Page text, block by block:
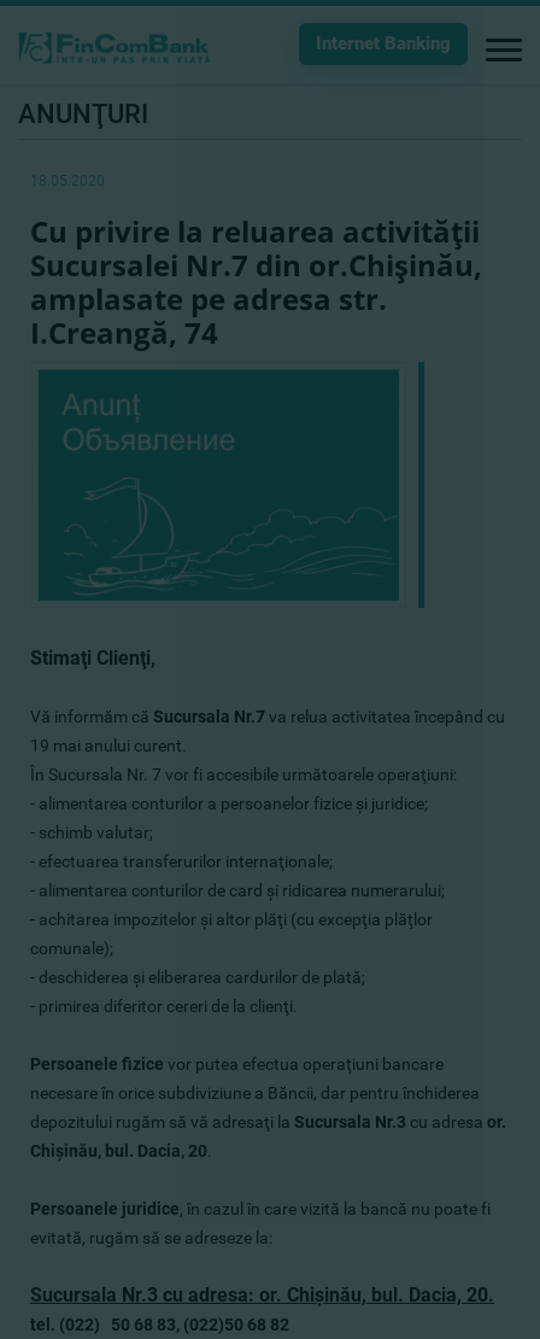
Internet Banking
ANUNŢURI
18.05.2020
Cu privire la reluarea activităţii
Sucursalei Nr.7 din or.Chişinău,
amplasate pe adresa str.
I.Creangă, 74
Stimaţi Clienţi,
Vă informăm că Sucursala Nr.7 va relua activitatea începând cu
19 mai anului curent.
În Sucursala Nr. 7 vor fi accesibile următoarele operaţiuni:
- alimentarea conturilor a persoanelor fizice şi juridice;
- schimb valutar;
- efectuarea transferurilor internaţionale;
- alimentarea conturilor de card şi ridicarea numerarului;
- achitarea impozitelor şi altor plăţi (cu excepţia plăţlor
comunale);
- deschiderea şi eliberarea cardurilor de plată;
- primirea diferitor cereri de la clienţi.
Persoanele fizice vor putea efectua operaţiuni bancare
necesare în orice subdiviziune a Băncii, dar pentru închiderea
depozitului rugăm să vă adresaţi la Sucursala Nr.3 cu adresa or.
Chişinău, bul. Dacia, 20
Persoanele juridice , în cazul în care vizită la bancă nu poate fi
evitată, rugăm să se adreseze la:
Sucursala Nr.3 cu adresa: or. Chişinău, bul. Dacia, 20.
tel. (022) 50 68 83, (022)50 68 82